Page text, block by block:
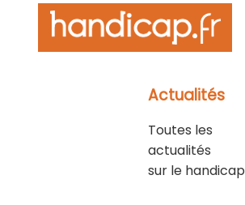
Actualités
Toutes les
actualités
sur le handicap